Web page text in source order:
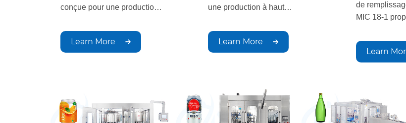
conçue pour une production
rendement et à grand volume.
Grâce à sa technologie
constante et la conformité aux
normes industrielles. Idéale
Learn More
une production à haut
remplissage, un bouchage et
un étiquetage précis. Capable
et répond aux normes
industrielles.
Learn More
de
MIC 18-1
haute qualité
production à
ces machines
une
Learn